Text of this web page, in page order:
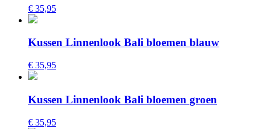
€ 35,95
Kussen Linnenlook Bali bloemen blauw
€ 35,95
Kussen Linnenlook Bali bloemen groen
€ 35,95